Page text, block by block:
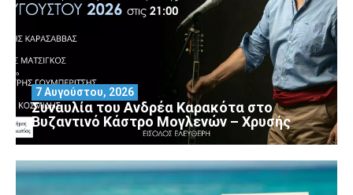
Συναυλία του Ανδρέα Καρακότα στο
Βυζαντινό Κάστρο Μογλενών – Χρυσής
7 Αυγούστου, 2026